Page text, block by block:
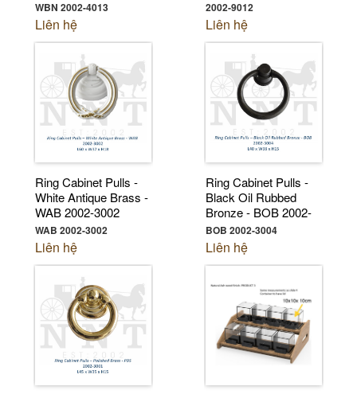
4013
WBN 2002-4013
Liên hệ
2002-9012
Liên hệ
Ring Cabinet Pulls -
White Antique Brass -
WAB 2002-3002
WAB 2002-3002
Liên hệ
Ring Cabinet Pulls -
Black Oil Rubbed
Bronze - BOB 2002-
3004
BOB 2002-3004
Liên hệ